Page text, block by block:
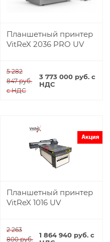
Планшетный принтер
VitReX 2036 PRO UV
5 282
847 руб.
с НДС
3 773 000 руб. с
НДС
Планшетный принтер
VitReX 1016 UV
2 263
800 руб.
1 864 940 руб. с